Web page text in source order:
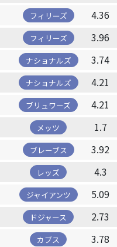
フィリーズ 4.36
フィリーズ 3.96
ナショナルズ 3.74
ナショナルズ 4.21
ブリュワーズ 4.21
メッツ 1.7
ブレーブス 3.92
レッズ 4.3
ジャイアンツ 5.09
ドジャース 2.73
カブス 3.78